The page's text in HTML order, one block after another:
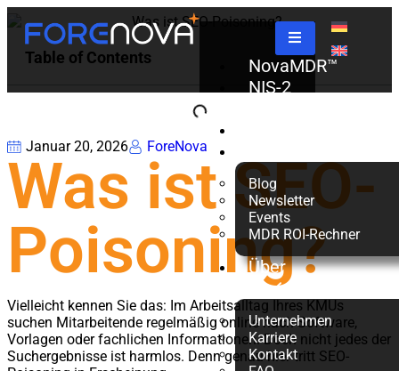
NovaMDR™
NIS-2
Blog
Newsletter
Events
MDR ROI-Rechner
Über
Unternehmen
Karriere
Kontakt
Table of Contents
Januar 20, 2026 ForeNova
Was ist SEO-
Poisoning?
Vielleicht kennen Sie das: Im Arbeitsalltag Ihres KMUs
suchen Mitarbeitende regelmäßig online nach Software,
Vorlagen oder fachlichen Informationen. Doch nicht jedes der
Suchergebnisse ist harmlos. Denn genau hier tritt SEO-